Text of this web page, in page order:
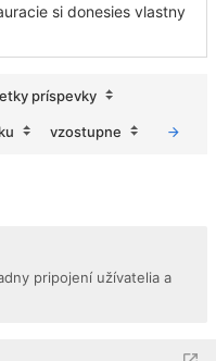
si donesies vlastny
príspevky
vzostupne
pripojení užívatelia a